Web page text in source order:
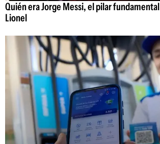
Quién era Jorge Messi, el pilar
Lionel